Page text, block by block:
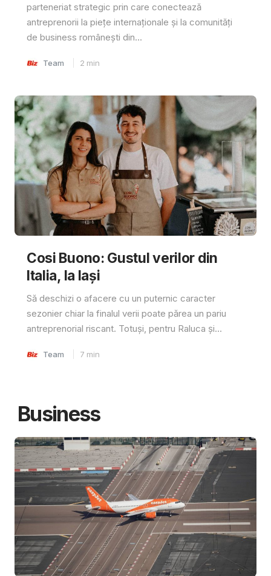
parteneriat strategic prin care conectează
antreprenorii la piețe internaționale și la comunități
de business românești din...
Team 2 min
Cosi Buono: Gustul verilor din
Italia, la Iași
Să deschizi o afacere cu un puternic caracter
sezonier chiar la finalul verii poate părea un pariu
antreprenorial riscant. Totuși, pentru Raluca și...
Team 7 min
Business